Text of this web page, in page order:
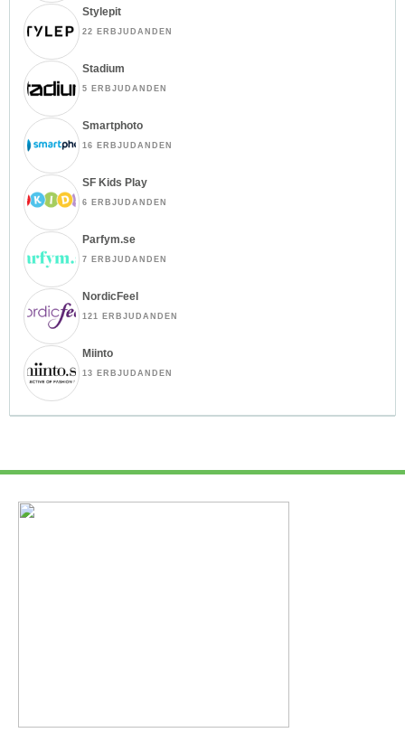
Stylepit
22 ERBJUDANDEN
Stadium
5 ERBJUDANDEN
Smartphoto
16 ERBJUDANDEN
SF Kids Play
6 ERBJUDANDEN
Parfym.se
7 ERBJUDANDEN
NordicFeel
121 ERBJUDANDEN
Miinto
13 ERBJUDANDEN